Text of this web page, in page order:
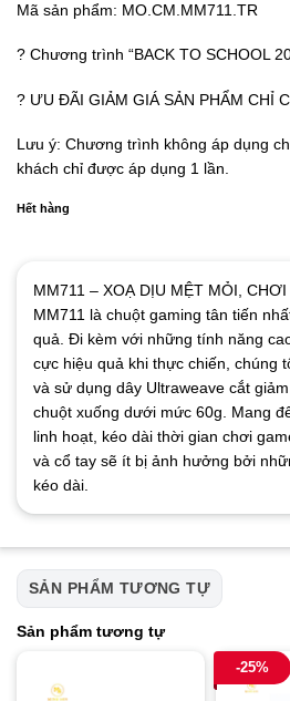
Mã sản phẩm: MO.CM.MM711.TR
? Chương trình “BACK TO SCHOOL
? ƯU ĐÃI GIẢM GIÁ SẢN PHẨM CHỈ
Lưu ý: Chương trình không áp dụng
khách chỉ được áp dụng 1 lần.
Hết hàng
MM711 – XOẠ DỊU MỆT MỎI,
MM711 là chuột gaming tân tiến
quả. Đi kèm với những tính năng
cực hiệu quả khi thực chiến, chúng
và sử dụng dây Ultraweave cắt
chuột xuống dưới mức 60g. Mang
linh hoạt, kéo dài thời gian chơi
và cổ tay sẽ ít bị ảnh hưởng bởi
kéo dài.
SẢN PHẨM TƯƠNG TỰ
Sản phẩm tương tự
-25%